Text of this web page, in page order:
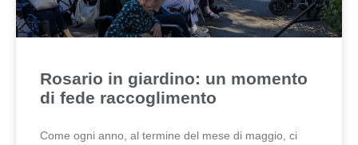
Rosario in giardino: un momento
di fede raccoglimento
Come ogni anno, al termine del mese di maggio, ci